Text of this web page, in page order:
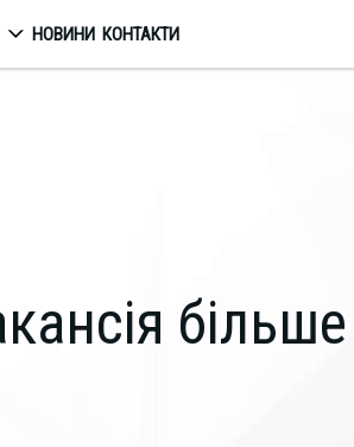
НОВИНИ КОНТАКТИ